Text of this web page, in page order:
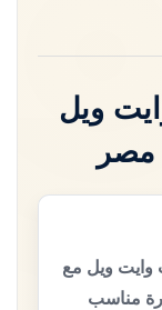
ويل
مصر
وايت ويل مع
مناسب